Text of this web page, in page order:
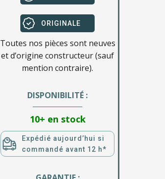
ORIGINALE
Toutes nos pièces sont neuves
et d’origine constructeur (sauf
mention contraire).
DISPONIBILITÉ :
10+ en stock
Expédié aujourd’hui si
commandé avant 12 h*